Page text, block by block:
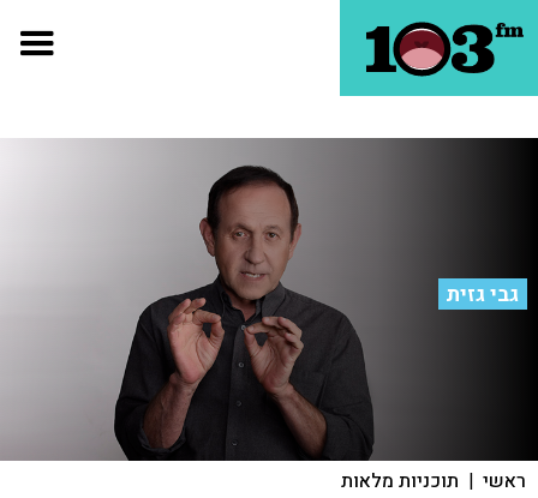
גבי גזית
ראשי | תוכניות מלאות